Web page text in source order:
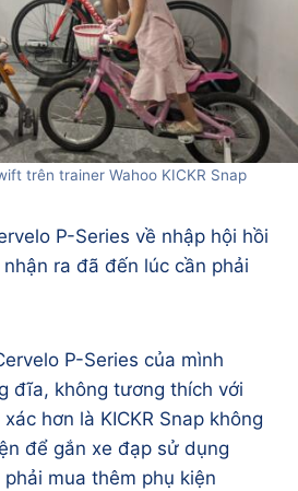
trên trainer Wahoo KICKR Snap
P-Series về nhập hội hồi
ra đã đến lúc cần phải
P-Series của mình
đĩa, không tương thích với
xác hơn là KICKR Snap không
để gắn xe đạp sử dụng
mua thêm phụ kiện